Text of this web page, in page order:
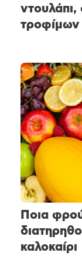
τροφίμων
Ποια
καλοκαίρι